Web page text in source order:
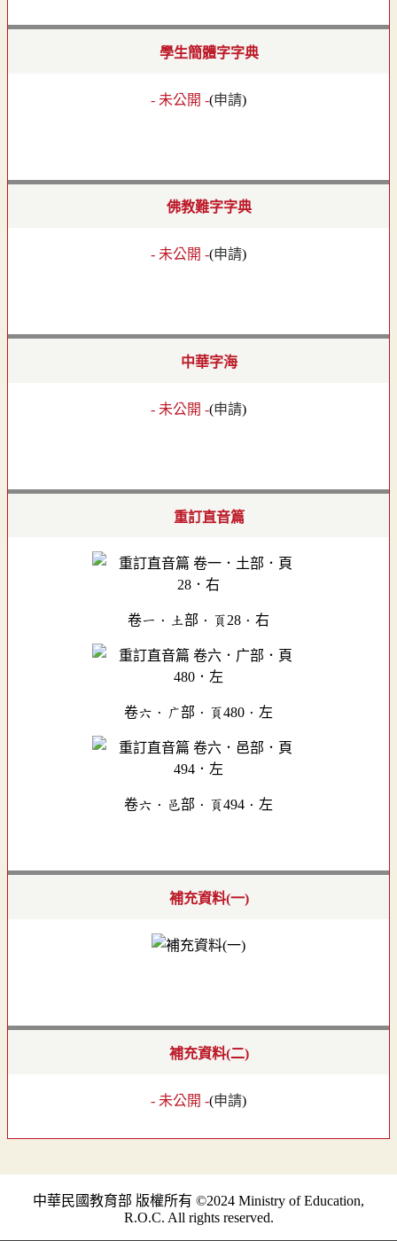
學生簡體字字典
- 未公開 -(申請)
佛教難字字典
- 未公開 -(申請)
中華字海
- 未公開 -(申請)
重訂直音篇
卷一．土部．頁28．右
卷六．广部．頁480．左
卷六．邑部．頁494．左
補充資料(一)
補充資料(二)
- 未公開 -(申請)
中華民國教育部 版權所有 ©2024 Ministry of Education,
R.O.C. All rights reserved.